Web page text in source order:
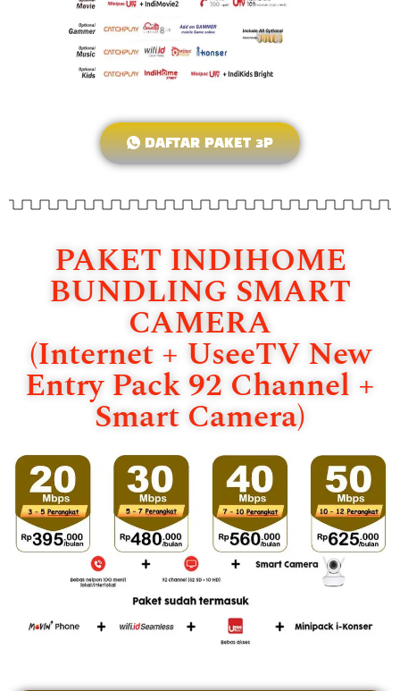
DAFTAR PAKET 3P
PAKET INDIHOME
BUNDLING SMART
CAMERA
(Internet + UseeTV New
Entry Pack 92 Channel +
Smart Camera)